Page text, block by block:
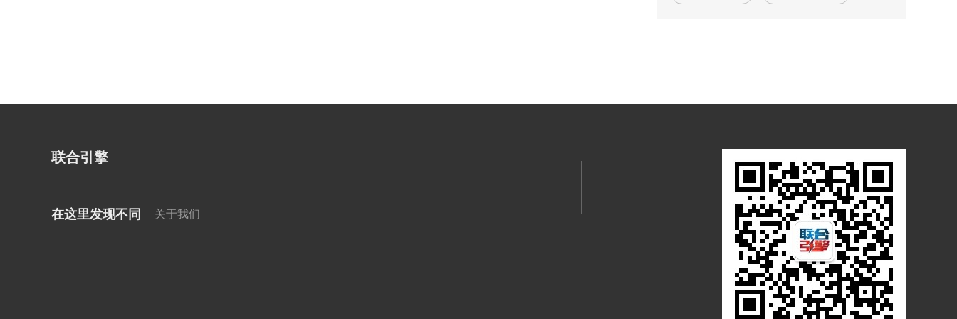
联合引擎
在这里发现不同 关于我们